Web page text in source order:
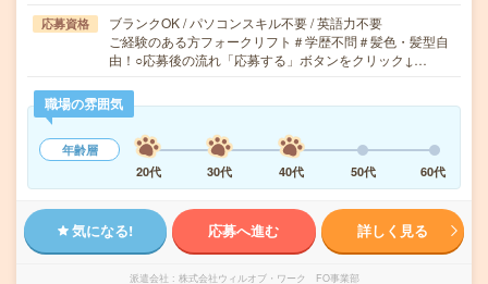
応募資格
ブランクOK / パソコンスキル不要 / 英語力不要
ご経験のある方フォークリフト＃学歴不問＃髪色・髪型自
由！○応募後の流れ「応募する」ボタンをクリック↓…
職場の雰囲気
年齢層
20代
30代 40代 50代 60代
気になる! 応募へ進む 詳しく見る
派遣会社 株式会社ウィルオブ・ワーク FO事業部